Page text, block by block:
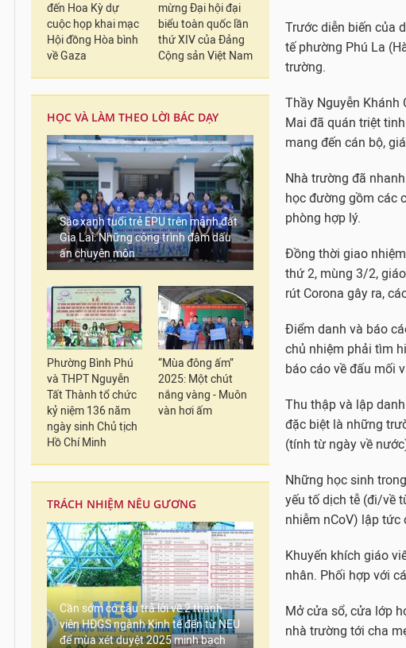
đến Hoa Kỳ dự
cuộc họp khai mạc
Hội đồng Hòa bình
về Gaza
mừng Đại hội đại
biểu toàn quốc lần
thứ XIV của Đảng
Cộng sản Việt Nam
HỌC VÀ LÀM THEO LỜI BÁC DẠY
Sắc xanh tuổi trẻ EPU trên mảnh đất
Gia Lai: Những công trình đậm dấu
ấn chuyên môn
Phường Bình Phú
và THPT Nguyễn
Tất Thành tổ chức
kỷ niệm 136 năm
ngày sinh Chủ tịch
Hồ Chí Minh
“Mùa đông ấm”
2025: Một chút
nắng vàng - Muôn
vàn hơi ấm
TRÁCH NHIỆM NÊU GƯƠNG
Cần sớm có câu trả lời về 2 thành
viên HĐGS ngành Kinh tế đến từ NEU
để mùa xét duyệt 2025 minh bạch
Trước diễn biến của
tế phường Phú La
trường.
Thầy Nguyễn Khánh
Mai đã quán triệt
mang đến cán bộ,
Nhà trường đã
học đường gồm các
phòng hợp lý.
Đồng thời giao
thứ 2, mùng 3/2,
rút Corona gây ra,
Điểm danh và báo
chủ nhiệm phải tìm
báo cáo về đấu mối
Thu thập và lập
đặc biệt là những
(tính từ ngày về
Những học sinh
yếu tố dịch tễ (đi/về
nhiễm nCoV) lập tức
Khuyến khích giáo
nhân. Phối hợp với
Mở cửa sổ, cửa lớp
nhà trường tới cha